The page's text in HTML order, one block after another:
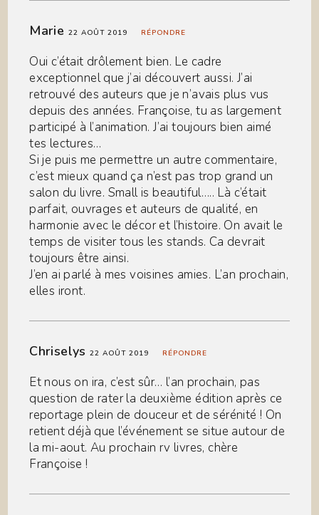
Marie 22 AOÛT 2019 RÉPONDRE
Oui c’était drôlement bien. Le cadre
exceptionnel que j’ai découvert aussi. J’ai
retrouvé des auteurs que je n’avais plus vus
depuis des années. Françoise, tu as largement
participé à l’animation. J’ai toujours bien aimé
tes lectures…
Si je puis me permettre un autre commentaire,
c’est mieux quand ça n’est pas trop grand un
salon du livre. Small is beautiful….. Là c’était
parfait, ouvrages et auteurs de qualité, en
harmonie avec le décor et l’histoire. On avait le
temps de visiter tous les stands. Ca devrait
toujours être ainsi.
J’en ai parlé à mes voisines amies. L’an prochain,
elles iront.
Chriselys22 AOÛT 2019 RÉPONDRE
Et nous on ira, c’est sûr… l’an prochain, pas
question de rater la deuxième édition après ce
reportage plein de douceur et de sérénité ! On
retient déjà que l’événement se situe autour de
la mi-aout. Au prochain rv livres, chère
Françoise !